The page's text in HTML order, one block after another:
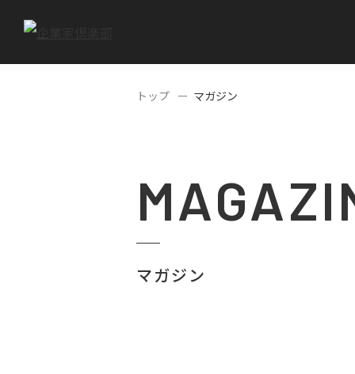
トップ マガジン
マガジン